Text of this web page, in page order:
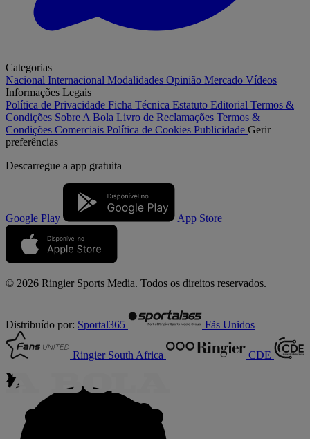
Categorias
Nacional Internacional Modalidades Opinião Mercado Vídeos
Informações Legais
Política de Privacidade Ficha Técnica Estatuto Editorial Termos &
Condições Sobre A Bola Livro de Reclamações Termos &
Condições Comerciais Política de Cookies Publicidade Gerir
preferências
Descarregue a app gratuita
Google Play App Store
© 2026 Ringier Sports Media. Todos os direitos reservados.
Distribuído por: Sportal365 Fãs Unidos
Ringier South Africa CDE